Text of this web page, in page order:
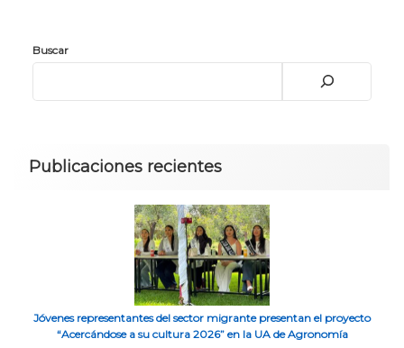
Buscar
Publicaciones recientes
Jóvenes representantes del sector migrante presentan el proyecto
“Acercándose a su cultura 2026” en la UA de Agronomía